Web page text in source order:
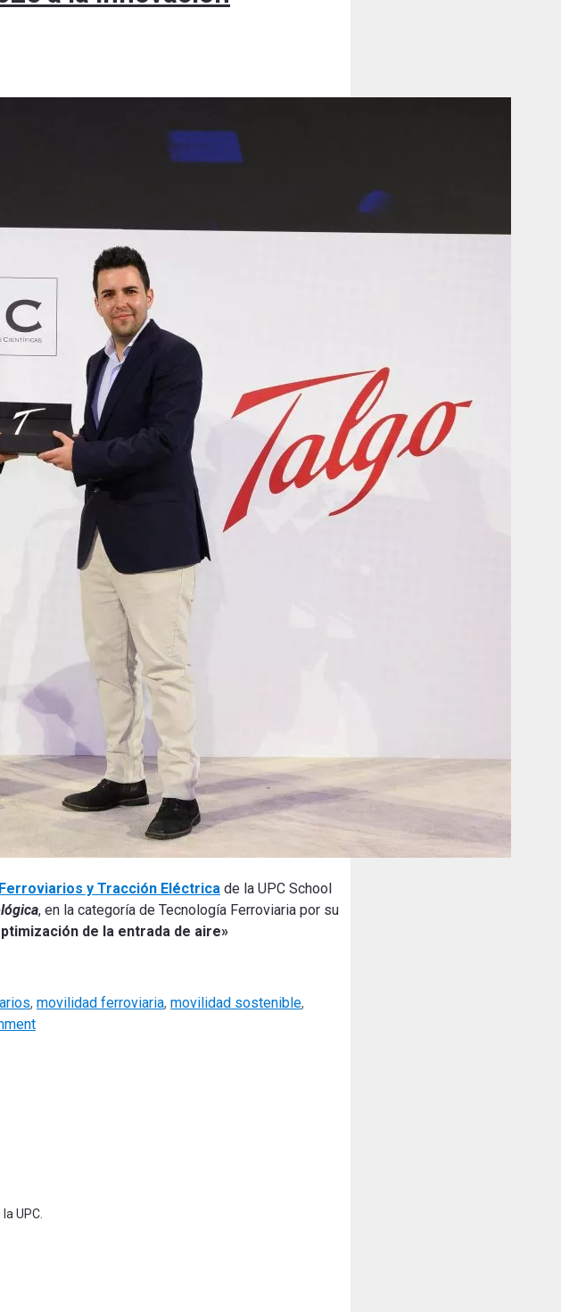
y Tracción Eléctrica de la UPC School
, en la categoría de Tecnología Ferroviaria por su
de la entrada de aire»
, movilidad ferroviaria, movilidad sostenible,
UPC.